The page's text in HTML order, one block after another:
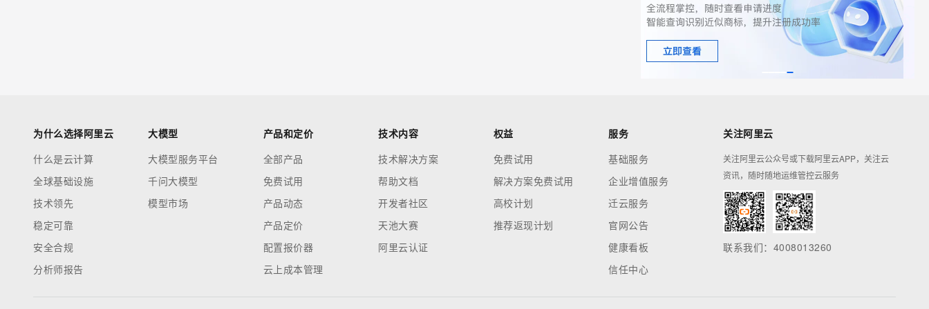
为什么选择阿里云
什么是云计算
全球基础设施
技术领先
稳定可靠
安全合规
分析师报告
大模型
大模型服务平台
千问大模型
模型市场
产品和定价
全部产品
免费试用
产品动态
产品定价
配置报价器
云上成本管理
技术内容
技术解决方案
帮助文档
开发者社区
天池大赛
阿里云认证
权益
免费试用
解决方案免费试用
高校计划
推荐返现计划
服务
基础服务
企业增值服务
迁云服务
官网公告
健康看板
信任中心
关注阿里云
关注阿里云公众号或下载阿里云APP，关注云
资讯，随时随地运维管控云服务
联系我们：4008013260